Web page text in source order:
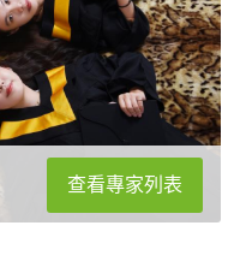
查看專家列表